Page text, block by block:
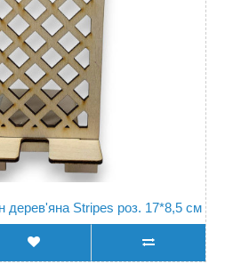
дерев'яна Stripes роз. 17*8,5 см